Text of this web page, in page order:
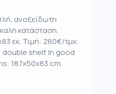
ανοξείδωτη
κατάσταση.
εκ. Τιμή: 280€/τμχ.
shelf. In good
187x50x83 cm.